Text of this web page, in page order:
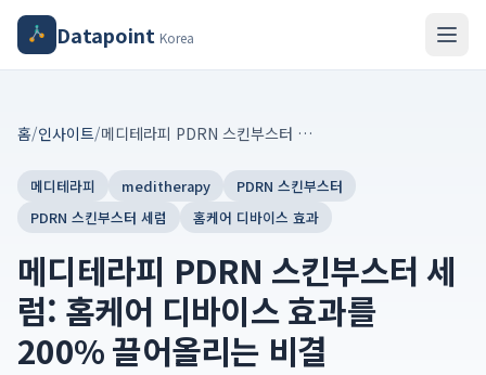
Datapoint Korea
홈/인사이트/ 메디테라피 PDRN 스킨부스터 세럼: 홈케어 디바이스 효과를 200% 끌어올리는 비결
메디테라피 meditherapy
PDRN 스킨부스터
PDRN 스킨부스터 세럼
홈케어 디바이스 효과
메디테라피 PDRN 스킨부스터 세
럼: 홈케어 디바이스 효과를
200% 끌어올리는 비결